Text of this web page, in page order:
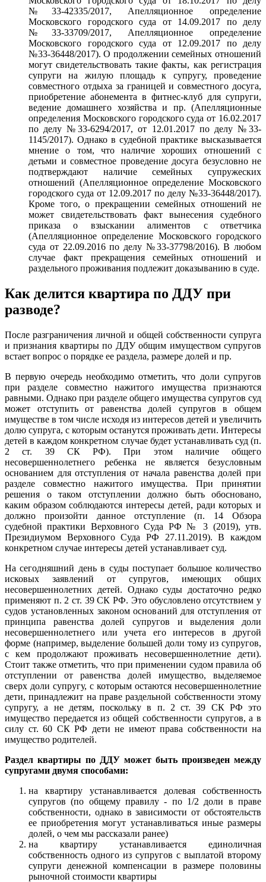
№33-42335/2017, Апелляционное определение
Московского городского суда от 14.09.2017 по делу
№33-33709/2017, Апелляционное определение
Московского городского суда от 12.09.2017 по делу
№33-36448/2017). О продолжении семейных отношений
могут свидетельствовать такие факты, как регистрация
супруги на жилую площадь к супругу, проведение
совместного отдыха за границей и совместного досуга,
приобретение абонемента в фитнес-клуб для супруги,
ведение домашнего хозяйства и пр. (Апелляционные
определения Московского городского суда от 16.02.2017
по делу №33-6294/2017, от 12.01.2017 по делу №33-
1145/2017). Однако в судебной практике высказывается
мнение о том, что наличие хороших отношений с
детьми и совместное проведение досуга безусловно не
подтверждают наличие семейных супружеских
отношений (Апелляционное определение Московского
городского суда от 12.09.2017 по делу №33-36448/2017).
Кроме того, о прекращении семейных отношений не
может свидетельствовать факт вынесения судебного
приказа о взыскании алиментов с ответчика
(Апелляционное определение Московского городского
суда от 22.09.2016 по делу №33-37798/2016). В любом
случае факт прекращения семейных отношений и
раздельного проживания подлежит доказыванию в суде.
Как делится квартира по ДДУ при
разводе?
После разграничения личной и общей собственности супруга
и признания квартиры по ДДУ общим имуществом супругов
встает вопрос о порядке ее раздела, размере долей и пр.
В первую очередь необходимо отметить, что доли супругов
при разделе совместно нажитого имущества признаются
равными. Однако при разделе общего имущества супругов суд
может отступить от равенства долей супругов в общем
имуществе в том числе исходя из интересов детей и увеличить
долю супруга, с которым останутся проживать дети. Интересы
детей в каждом конкретном случае будет устанавливать суд (п.
2 ст. 39 СК РФ). При этом наличие общего
несовершеннолетнего ребенка не является безусловным
основанием для отступления от начала равенства долей при
разделе совместно нажитого имущества. При принятии
решения о таком отступлении должно быть обосновано,
каким образом соблюдаются интересы детей, ради которых и
должно произойти данное отступление (п. 14 Обзора
судебной практики Верховного Суда РФ № 3 (2019), утв.
Президиумом Верховного Суда РФ 27.11.2019). В каждом
конкретном случае интересы детей устанавливает суд.
На сегодняшний день в суды поступает большое количество
исковых заявлений от супругов, имеющих общих
несовершеннолетних детей. Однако суды достаточно редко
применяют п. 2 ст. 39 СК РФ. Это обусловлено отсутствием у
судов установленных законом оснований для отступления от
принципа равенства долей супругов и выделения доли
несовершеннолетнего или учета его интересов в другой
форме (например, выделение большей доли тому из супругов,
с кем продолжают проживать несовершеннолетние дети).
Стоит также отметить, что при применении судом правила об
отступлении от равенства долей имущество, выделяемое
сверх доли супругу, с которым остаются несовершеннолетние
дети, принадлежит на праве раздельной собственности этому
супругу, а не детям, поскольку в п. 2 ст. 39 СК РФ это
имущество передается из общей собственности супругов, а в
силу ст. 60 СК РФ дети не имеют права собственности на
имущество родителей.
Раздел квартиры по ДДУ может быть произведен между
супругами двумя способами:
на квартиру устанавливается долевая собственность
супругов (по общему правилу - по 1/2 доли в праве
собственности, однако в зависимости от обстоятельств
ее приобретения могут устанавливаться иные размеры
долей, о чем мы рассказали ранее)
на квартиру устанавливается единоличная
собственность одного из супругов с выплатой второму
супруги денежной компенсации в размере половины
рыночной стоимости квартиры